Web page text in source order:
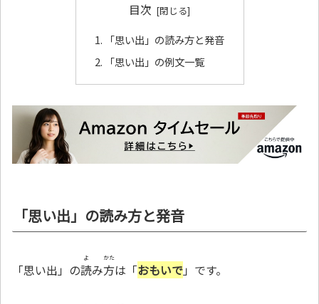
目次
「思い出」の読み方と発音
「思い出」の例文一覧
「思い出」の読み方と発音
「思い出」の読
よ
み方
かた
は「おもいで」です。